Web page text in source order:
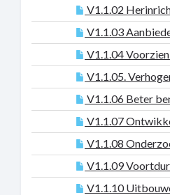
V1.1.02
V1.1.03
V1.1.04
V1.1.05.
V1.1.06 Beter
V1.1.07
V1.1.08
V1.1.09
V1.1.10